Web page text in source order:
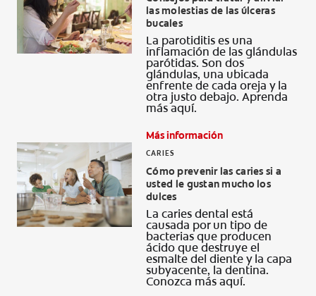
CHEQUEO DE SALUD BUCAL
CORRESPONDENCIA DE PRODUCTOS
PARA PROFESIONALES
PY (ES)
SUSCRÍBASE
las molestias de las úlceras
bucales
La parotiditis es una
inflamación de las glándulas
parótidas. Son dos
glándulas, una ubicada
enfrente de cada oreja y la
otra justo debajo. Aprenda
más aquí.
Más información
CARIES
Cómo prevenir las caries si a
usted le gustan mucho los
dulces
La caries dental está
causada por un tipo de
bacterias que producen
ácido que destruye el
esmalte del diente y la capa
subyacente, la dentina.
Conozca más aquí.